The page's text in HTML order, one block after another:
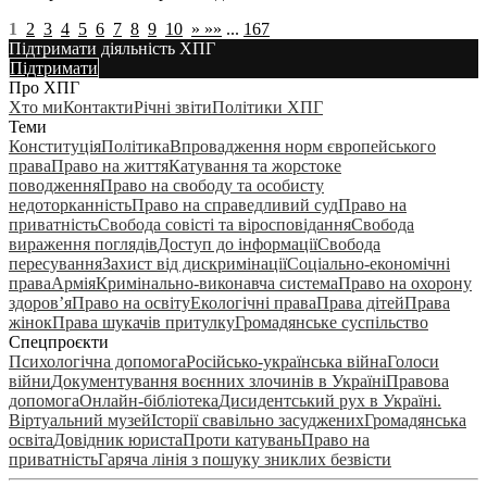
1
2 3 4 5 6 7 8 9 10 » »» ... 167
Підтримати діяльність ХПГ
Підтримати
Про ХПГ
Хто миКонтактиРічні звітиПолітики ХПГ
Теми
КонституціяПолітикаВпровадження норм європейського
праваПраво на життяКатування та жорстоке
поводженняПраво на свободу та особисту
недоторканністьПраво на справедливий судПраво на
приватністьСвобода совісті та віросповіданняСвобода
вираження поглядівДоступ до інформаціїСвобода
пересуванняЗахист від дискримінаціїСоціально-економічні
праваАрміяКримінально-виконавча системаПраво на охорону
здоров’яПраво на освітуЕкологічні праваПрава дітейПрава
жінокПрава шукачів притулкуГромадянське суспільство
Спецпроєкти
Психологічна допомогаРосійсько-українська війнаГолоси
війниДокументування воєнних злочинів в УкраїніПравова
допомогаОнлайн-бібліотекаДисидентський рух в Україні.
Віртуальний музейІсторії свавільно засудженихГромадянська
освітаДовідник юристаПроти катуваньПраво на
приватністьГаряча лінія з пошуку зниклих безвісти